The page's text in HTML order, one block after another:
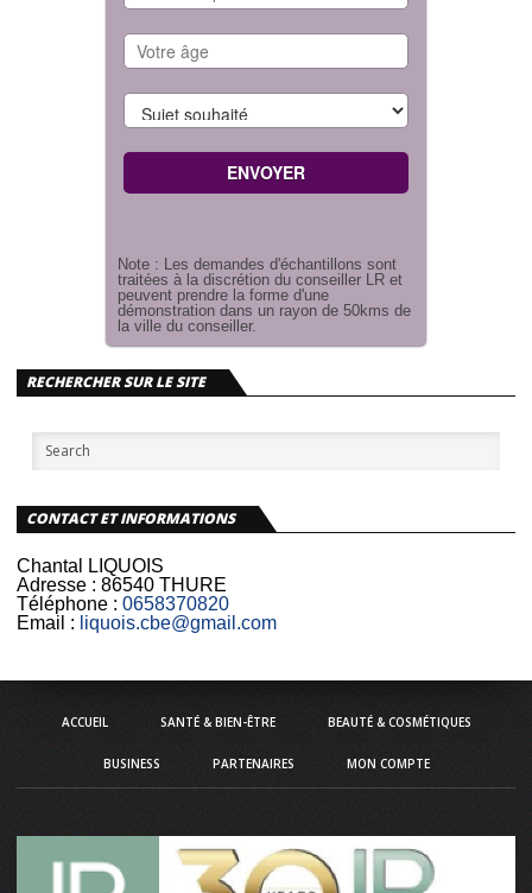
Note : Les demandes d'échantillons sont
traitées à la discrétion du conseiller LR et
peuvent prendre la forme d'une
démonstration dans un rayon de 50kms de
la ville du conseiller.
RECHERCHER SUR LE SITE
CONTACT ET INFORMATIONS
Chantal LIQUOIS
Adresse : 86540 THURE
Téléphone : 0658370820
Email : liquois.cbe@gmail.com
ACCUEIL SANTÉ & BIEN-ÊTRE BEAUTÉ & COSMÉTIQUES
BUSINESS PARTENAIRES MON COMPTE